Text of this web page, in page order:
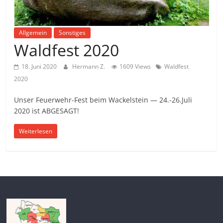
Allgemein Sonstiges
Waldfest 2020
18. Juni 2020 Hermann Z. 1609 Views
Waldfest
2020
Unser Feuerwehr-Fest beim Wackelstein — 24.-26.Juli
2020 ist ABGESAGT!
Weiterlesen